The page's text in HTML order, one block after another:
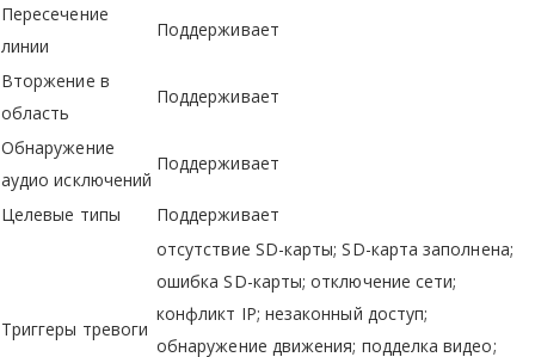
Пересечение
линии
Поддерживает
Вторжение в
область
Поддерживает
Обнаружение
аудио исключений
Поддерживает
Целевые типы Поддерживает
Триггеры тревоги
отсутствие SD-карты; SD-карта заполнена;
ошибка SD-карты; отключение сети;
конфликт IP; незаконный доступ;
обнаружение движения; подделка видео;